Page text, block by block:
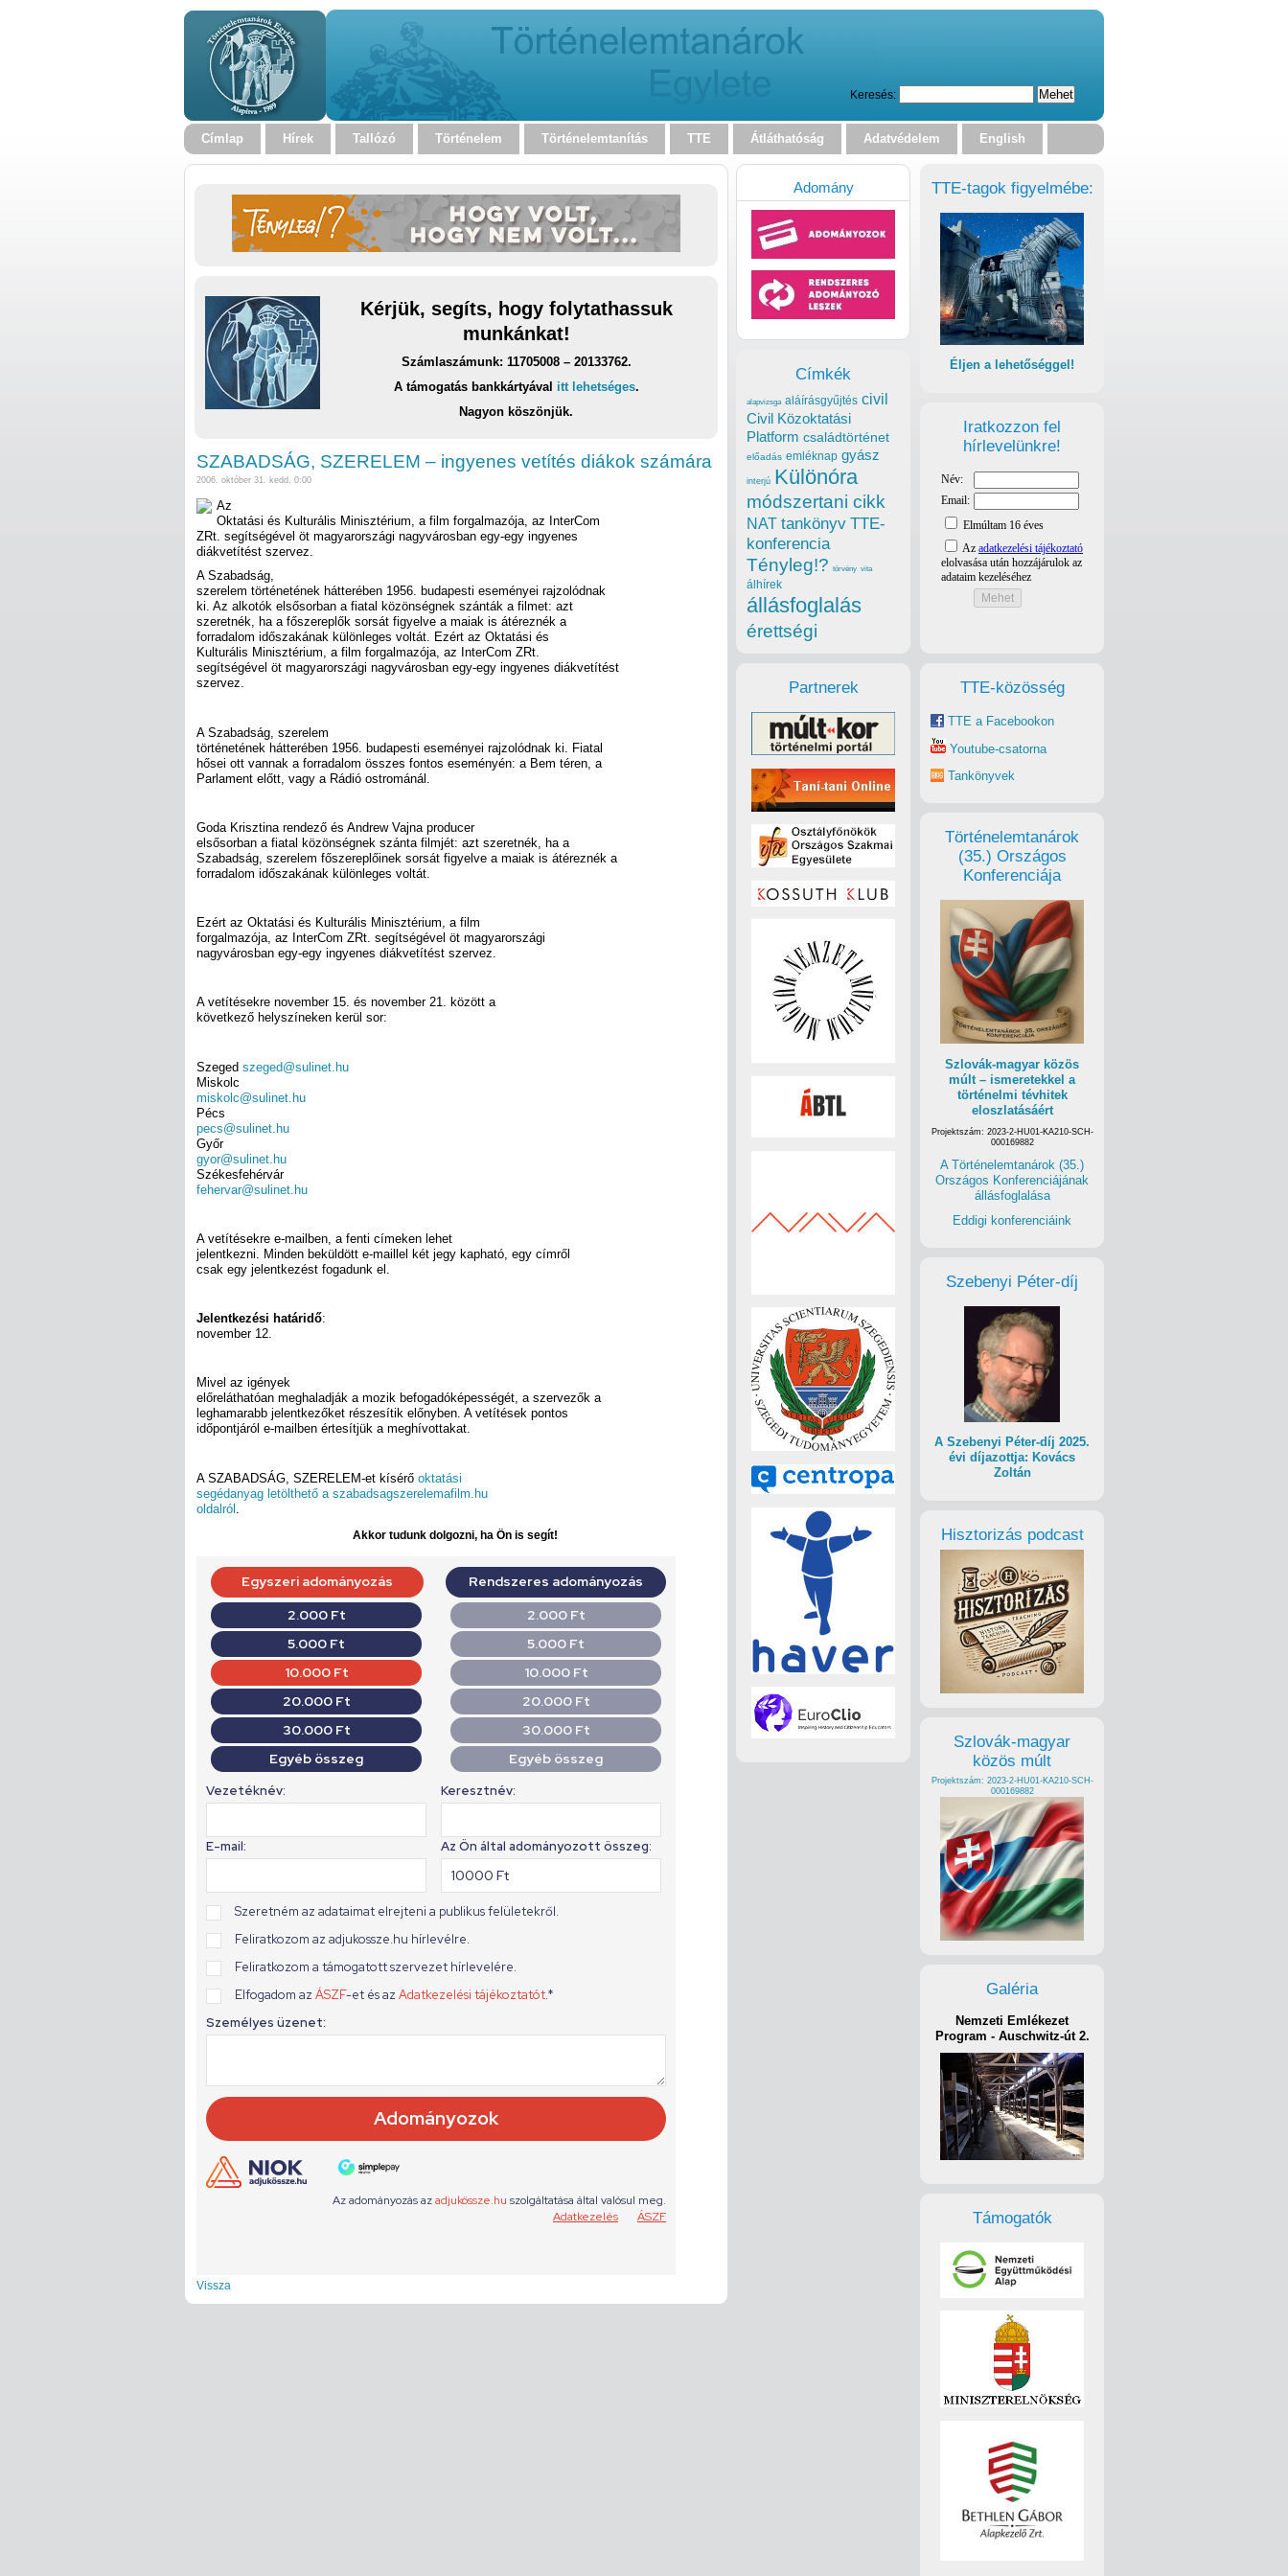
Keresés:
Címlap Hírek Tallózó Történelem Történelemtanítás TTE Átláthatóság Adatvédelem English
Kérjük, segíts, hogy folytathassuk
munkánkat!
Számlaszámunk: 11705008 – 20133762.
A támogatás bankkártyával itt lehetséges.
Nagyon köszönjük.
SZABADSÁG, SZERELEM – ingyenes vetítés diákok számára
2006. október 31. kedd, 0:00
Az
Oktatási és Kulturális Minisztérium, a film forgalmazója, az InterCom
ZRt. segítségével öt magyarországi nagyvárosban egy-egy ingyenes
diákvetítést szervez.
A Szabadság,
szerelem történetének hátterében 1956. budapesti eseményei rajzolódnak
ki. Az alkotók elsősorban a fiatal közönségnek szánták a filmet: azt
szeretnék, ha a főszereplők sorsát figyelve a maiak is átéreznék a
forradalom időszakának különleges voltát. Ezért az Oktatási és
Kulturális Minisztérium, a film forgalmazója, az InterCom ZRt.
segítségével öt magyarországi nagyvárosban egy-egy ingyenes diákvetítést
szervez.
A Szabadság, szerelem
történetének hátterében 1956. budapesti eseményei rajzolódnak ki. Fiatal
hősei ott vannak a forradalom összes fontos eseményén: a Bem téren, a
Parlament előtt, vagy a Rádió ostrománál.
Goda Krisztina rendező és Andrew Vajna producer
elsősorban a fiatal közönségnek szánta filmjét: azt szeretnék, ha a
Szabadság, szerelem főszereplőinek sorsát figyelve a maiak is átéreznék a
forradalom időszakának különleges voltát.
Ezért az Oktatási és Kulturális Minisztérium, a film
forgalmazója, az InterCom ZRt. segítségével öt magyarországi
nagyvárosban egy-egy ingyenes diákvetítést szervez.
A vetítésekre november 15. és november 21. között a
következő helyszíneken kerül sor:
Szeged szeged@sulinet.hu
Miskolc
miskolc@sulinet.hu
Pécs
pecs@sulinet.hu
Győr
gyor@sulinet.hu
Székesfehérvár
fehervar@sulinet.hu
A vetítésekre e-mailben, a fenti címeken lehet
jelentkezni. Minden beküldött e-maillel két jegy kapható, egy címről
csak egy jelentkezést fogadunk el.
Jelentkezési határidő:
november 12.
Mivel az igények
előreláthatóan meghaladják a mozik befogadóképességét, a szervezők a
leghamarabb jelentkezőket részesítik előnyben. A vetítések pontos
időpontjáról e-mailben értesítjük a meghívottakat.
A SZABADSÁG, SZERELEM-et kísérő oktatási
segédanyag letölthető a szabadsagszerelemafilm.hu
oldalról
Akkor tudunk dolgozni, ha Ön is segít!
Vissza
TTE-tagok figyelmébe:
Éljen a lehetőséggel!
Iratkozzon fel
hírlevelünkre!
TTE-közösség
TTE a Facebookon
Youtube-csatorna
Tankönyvek
Történelemtanárok
(35.) Országos
Konferenciája
Szlovák-magyar közös
múlt – ismeretekkel a
történelmi tévhitek
eloszlatásáért
Projektszám: 2023-2-HU01-KA210-SCH-
000169882
A Történelemtanárok (35.)
Országos Konferenciájának
állásfoglalása
Eddigi konferenciáink
Szebenyi Péter-díj
A Szebenyi Péter-díj 2025.
évi díjazottja: Kovács
Zoltán
Hisztorizás podcast
Szlovák-magyar
közös múlt
Projektszám: 2023-2-HU01-KA210-SCH-
000169882
Galéria
Nemzeti Emlékezet
Program - Auschwitz-út 2.
Támogatók
Adomány
Címkék
alapvizsga aláírásgyűjtés civil
Civil Közoktatási
Platform családtörténet
előadás emléknap gyász
interjú Különóra
módszertani cikk
NAT tankönyv TTE-
konferencia
Tényleg!? törvény vita
álhírek
állásfoglalás
érettségi
Partnerek